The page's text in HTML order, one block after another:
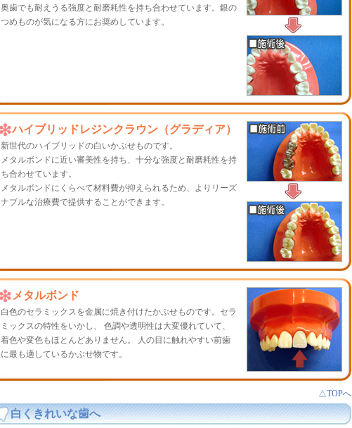
奥歯でも耐えうる強度と耐磨耗性を持ち合わせています。銀の
つめものが気になる方にお奨めしています。
ハイブリッドレジンクラウン（グラディア）
新世代のハイブリッドの白いかぶせものです。
メタルボンドに近い審美性を持ち、十分な強度と耐磨耗性を持
ち合わせています。
メタルボンドにくらべて材料費が抑えられるため、よりリーズ
ナブルな治療費で提供することができます。
メタルボンド
白色のセラミックスを金属に焼き付けたかぶせものです。セラ
ミックスの特性をいかし、 色調や透明性は大変優れていて、
着色や変色もほとんどありません。 人の目に触れやすい前歯
に最も適しているかぶせ物です。
△TOPへ
白くきれいな歯へ